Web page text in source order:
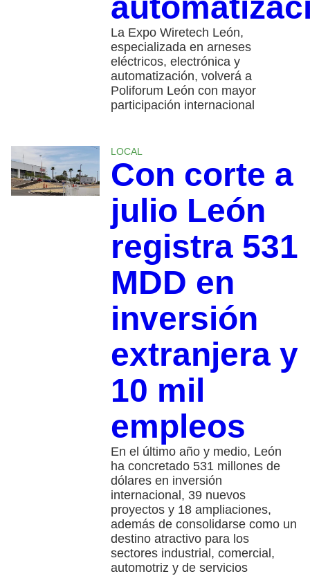
La Expo Wiretech León,
especializada en arneses
eléctricos, electrónica y
automatización, volverá a
Poliforum León con mayor
participación internacional
LOCAL
Con corte a
julio León
registra 531
MDD en
inversión
extranjera y
10 mil
empleos
En el último año y medio, León
ha concretado 531 millones de
dólares en inversión
internacional, 39 nuevos
proyectos y 18 ampliaciones,
además de consolidarse como un
destino atractivo para los
sectores industrial, comercial,
automotriz y de servicios